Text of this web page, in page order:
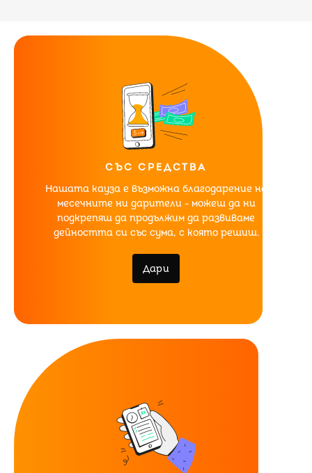
СЪС СРЕДСТВА
Нашата кауза е възможна благодарение на
месечните ни дарители - можеш да ни
подкрепяш да продължим да развиваме
дейността си със сума, с която решиш.
Дари